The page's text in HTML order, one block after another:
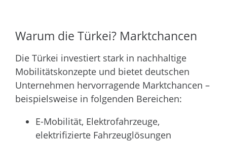
Warum die Türkei? Marktchancen
Die Türkei investiert stark in nachhaltige
Mobilitätskonzepte und bietet deutschen
Unternehmen hervorragende Marktchancen –
beispielsweise in folgenden Bereichen:
E-Mobilität, Elektrofahrzeuge,
elektrifizierte Fahrzeuglösungen